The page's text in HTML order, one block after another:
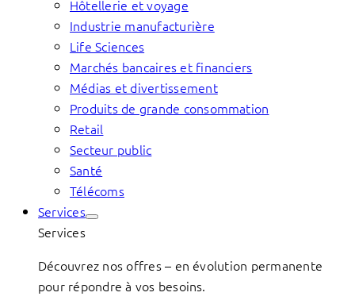
Hôtellerie et voyage
Industrie manufacturière
Life Sciences
Marchés bancaires et financiers
Médias et divertissement
Produits de grande consommation
Retail
Secteur public
Santé
Télécoms
Services
Services
Découvrez nos offres – en évolution permanente
pour répondre à vos besoins.